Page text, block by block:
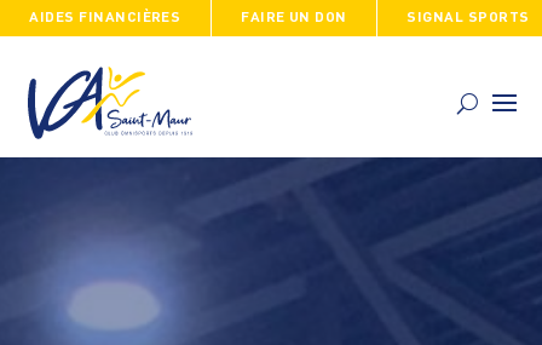
AIDES FINANCIÈRES FAIRE UN DON SIGNAL SPORTS